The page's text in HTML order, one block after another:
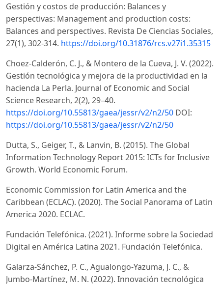
Gestión y costos de producción: Balances y
perspectivas: Management and production costs:
Balances and perspectives. Revista De Ciencias Sociales,
27(1), 302-314. https://doi.org/10.31876/rcs.v27i1.35315
Choez-Calderón, C. J., & Montero de la Cueva, J. V. (2022).
Gestión tecnológica y mejora de la productividad en la
hacienda La Perla. Journal of Economic and Social
Science Research, 2(2), 29–40.
https://doi.org/10.55813/gaea/jessr/v2/n2/50 DOI:
https://doi.org/10.55813/gaea/jessr/v2/n2/50
Dutta, S., Geiger, T., & Lanvin, B. (2015). The Global
Information Technology Report 2015: ICTs for Inclusive
Growth. World Economic Forum.
Economic Commission for Latin America and the
Caribbean (ECLAC). (2020). The Social Panorama of Latin
America 2020. ECLAC.
Fundación Telefónica. (2021). Informe sobre la Sociedad
Digital en América Latina 2021. Fundación Telefónica.
Galarza-Sánchez, P. C., Agualongo-Yazuma, J. C., &
Jumbo-Martínez, M. N. (2022). Innovación tecnológica